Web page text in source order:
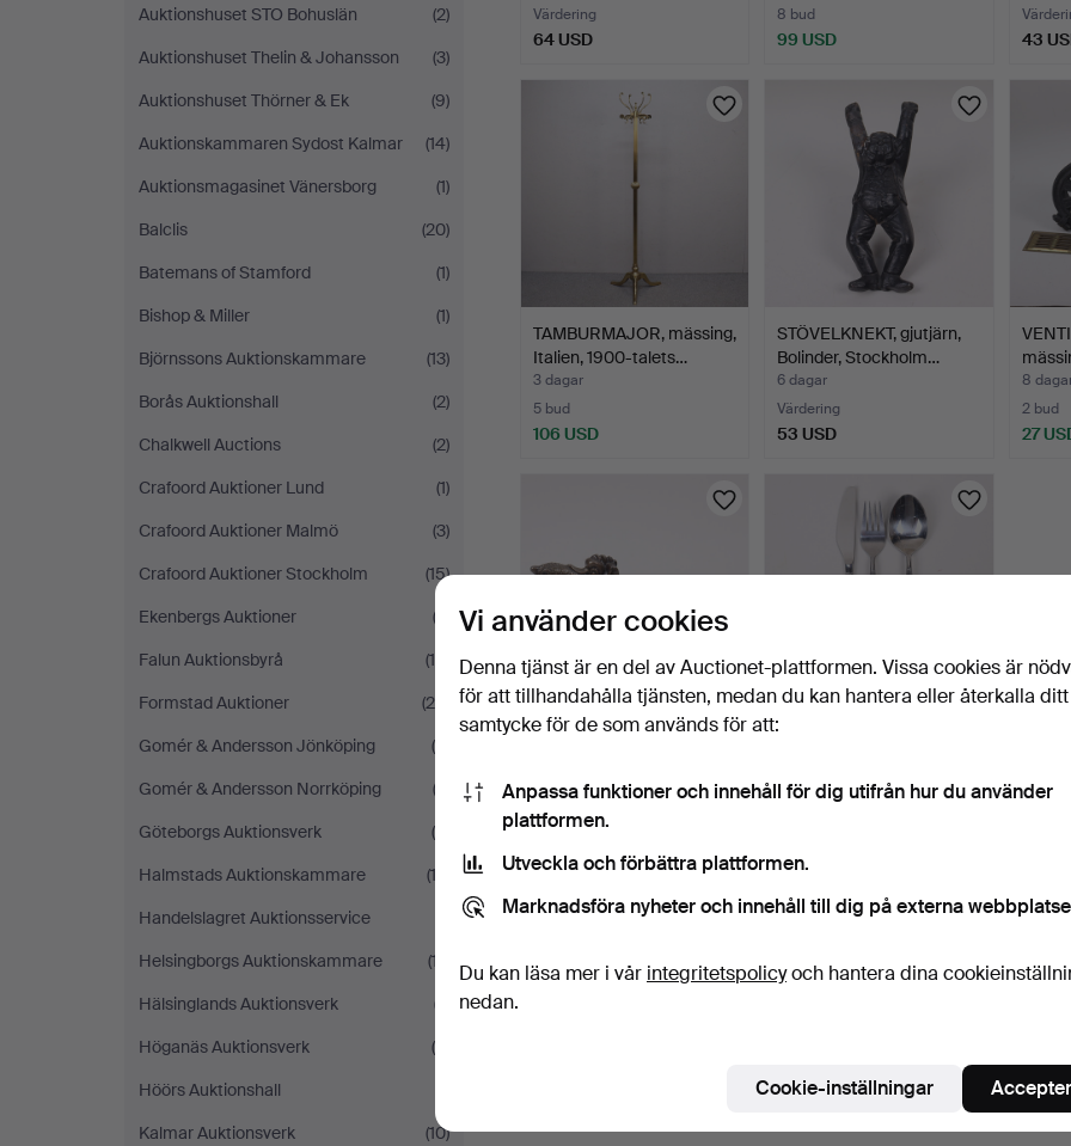
Auktionshuset STO Bohuslän
(2)
Auktionshuset Thelin & Johansson
(3)
Auktionshuset Thörner & Ek
(9)
Auktionskammaren Sydost Kalmar
(14)
Auktionsmagasinet Vänersborg
(1)
Balclis
(20)
Batemans of Stamford
(1)
Bishop & Miller
(1)
Björnssons Auktionskammare
(13)
Borås Auktionshall
(2)
Chalkwell Auctions
(2)
Crafoord Auktioner Lund
(1)
Crafoord Auktioner Malmö
(3)
Crafoord Auktioner Stockholm
(15)
Ekenbergs Auktioner
(3)
Falun Auktionsbyrå
(15)
Formstad Auktioner
(29)
Gomér & Andersson Jönköping
(5)
Gomér & Andersson Norrköping
(3)
Göteborgs Auktionsverk
(5)
Halmstads Auktionskammare
(12)
Handelslagret Auktionsservice
Helsingborgs Auktionskammare
(17)
Hälsinglands Auktionsverk
(7)
Höganäs Auktionsverk
(4)
Höörs Auktionshall
Kalmar Auktionsverk
(10)
Värdering
64 USD
8 bud
99 USD 43
TAMBURMAJOR, mässing,
Italien, 1900-talets…
3 dagar
5 bud
106 USD
STÖVELKNEKT, gjutjärn,
Bolinder, Stockholm…
6 dagar
Värdering
53 USD
8
2 bud
27
NÖTKNÄCKARE i form av
Värdering
43 USD
BESTICK, Åhlens/Tempo,
Värdering
Vi använder cookies
Denna tjänst är en del av Auctionet-plattformen. Vissa cookies är
för att tillhandahålla tjänsten, medan du kan hantera eller återkalla ditt
samtycke för de som används för att:
Anpassa funktioner och innehåll för dig utifrån hur du använder
plattformen.
Utveckla och förbättra plattformen.
Marknadsföra nyheter och innehåll till dig på externa
Du kan läsa mer i vår integritetspolicyoch hantera dina
nedan.
Cookie-inställningar